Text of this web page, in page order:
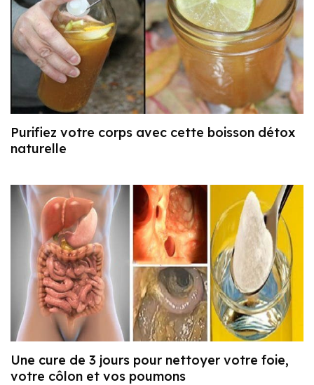
Purifiez votre corps avec cette boisson détox
naturelle
Une cure de 3 jours pour nettoyer votre foie,
votre côlon et vos poumons